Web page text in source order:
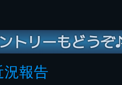
トリーもどうぞ
報告